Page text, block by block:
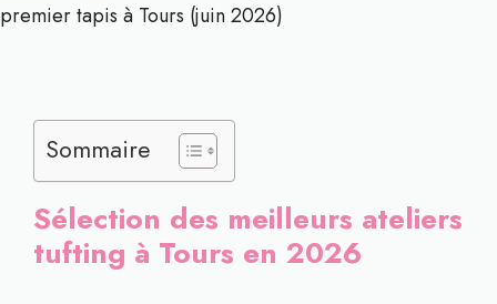
premier tapis à Tours (juin 2026)
Sommaire
Sélection des meilleurs ateliers
tufting à Tours en 2026